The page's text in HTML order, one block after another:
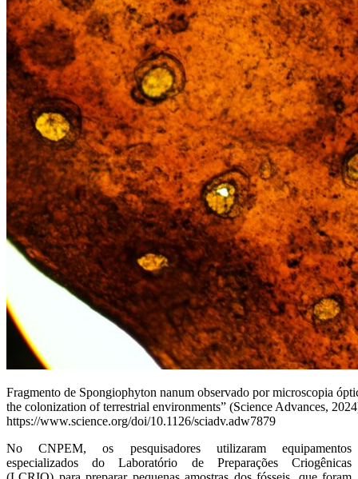
Fragmento de Spongiophyton nanum observado por microscopia
the colonization of terrestrial environments” (Science Advances,
https://www.science.org/doi/10.1126/sciadv.adw7879
No CNPEM, os pesquisadores utilizaram equipamentos
especializados do Laboratório de Preparações Criogênicas